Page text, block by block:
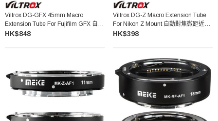
Viltrox DG-GFX 45mm Macro
Extension Tube For Fujifilm GFX 自動
對焦微距近攝環
HK$848
Viltrox DG-Z Macro Extension Tube
For Nikon Z Mount 自動對焦微距近攝
環
HK$398